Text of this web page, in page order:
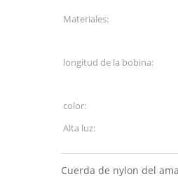
Materiales:
longitud de la bobina:
color:
Alta luz:
Cuerda de nylon del